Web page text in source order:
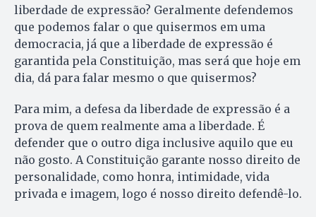
liberdade de expressão? Geralmente defendemos
que podemos falar o que quisermos em uma
democracia, já que a liberdade de expressão é
garantida pela Constituição, mas será que hoje em
dia, dá para falar mesmo o que quisermos?
Para mim, a defesa da liberdade de expressão é a
prova de quem realmente ama a liberdade. É
defender que o outro diga inclusive aquilo que eu
não gosto. A Constituição garante nosso direito de
personalidade, como honra, intimidade, vida
privada e imagem, logo é nosso direito defendê-lo.